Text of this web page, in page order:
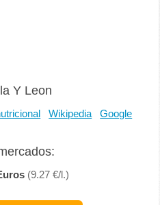
Y Leon
Wikipedia Google
(9.27 €/l.)